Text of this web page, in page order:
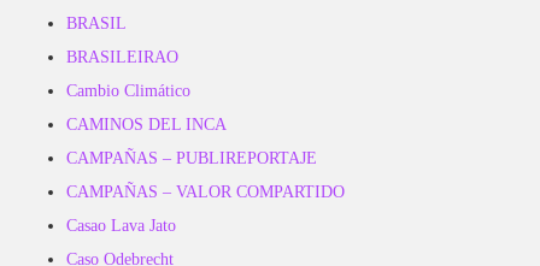
BRASIL
BRASILEIRAO
Cambio Climático
CAMINOS DEL INCA
CAMPAÑAS – PUBLIREPORTAJE
CAMPAÑAS – VALOR COMPARTIDO
Casao Lava Jato
Caso Odebrecht